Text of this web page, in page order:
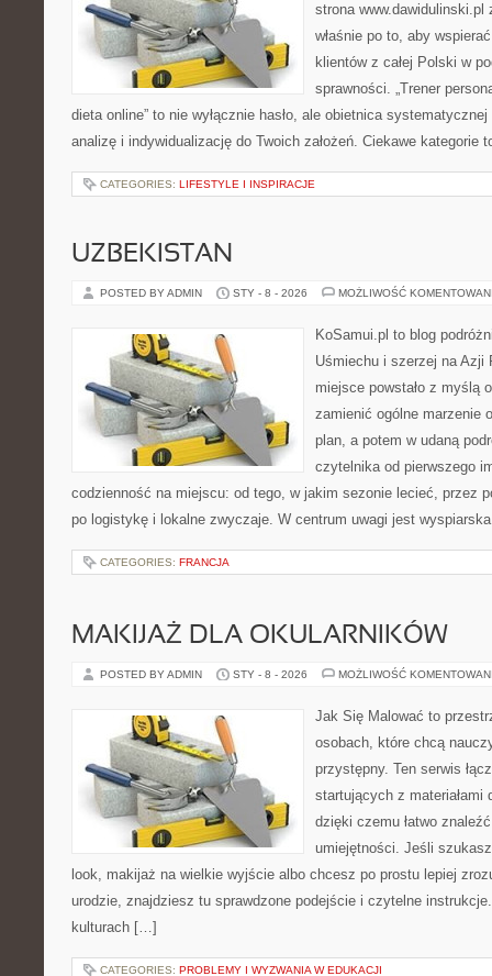
strona www.dawidulinski.pl
właśnie po to, aby
klientów z całej Polski w
sprawności. „Trener
dieta online” to nie wyłącznie hasło, ale obietnica
analizę i indywidualizację do Twoich założeń. Ciekawe kategorie
CATEGORIES: LIFESTYLE I INSPIRACJE
UZBEKISTAN
POSTED BY ADMIN STY - 8 - 2026 MOŻLIWOŚĆ
KoSamui.pl to blog
Uśmiechu i szerzej na Azji
miejsce powstało z myślą
zamienić ogólne marzenie
plan, a potem w udaną
czytelnika od pierwszego
codzienność na miejscu: od tego, w jakim sezonie lecieć, przez
po logistykę i lokalne zwyczaje. W centrum uwagi jest
CATEGORIES: FRANCJA
MAKIJAŻ DLA OKULARNIKÓW
POSTED BY ADMIN STY - 8 - 2026 MOŻLIWOŚĆ
Jak Się Malować to
osobach, które chcą
przystępny. Ten serwis
startujących z materiałami
dzięki czemu łatwo
umiejętności. Jeśli
look, makijaż na wielkie wyjście albo chcesz po prostu lepiej
urodzie, znajdziesz tu sprawdzone podejście i czytelne
kulturach […]
CATEGORIES: PROBLEMY I WYZWANIA W EDUKACJI